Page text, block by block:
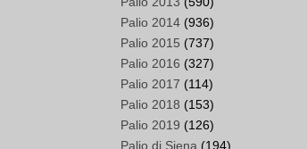
Palio 2014 (936)
Palio 2015 (737)
Palio 2016 (327)
Palio 2017 (114)
Palio 2018 (153)
Palio 2019 (126)
Palio di Siena (194)